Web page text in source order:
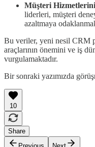
Müşteri
liderleri, müşteri
azaltmaya
Bu veriler, yeni nesil CRM
araçlarının önemini ve iş
vurgulamaktadır.
Bir sonraki yazımızda
10
Share